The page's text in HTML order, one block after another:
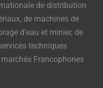
de distribution
de machines de
d’eau et minier, de
techniques
Francophones